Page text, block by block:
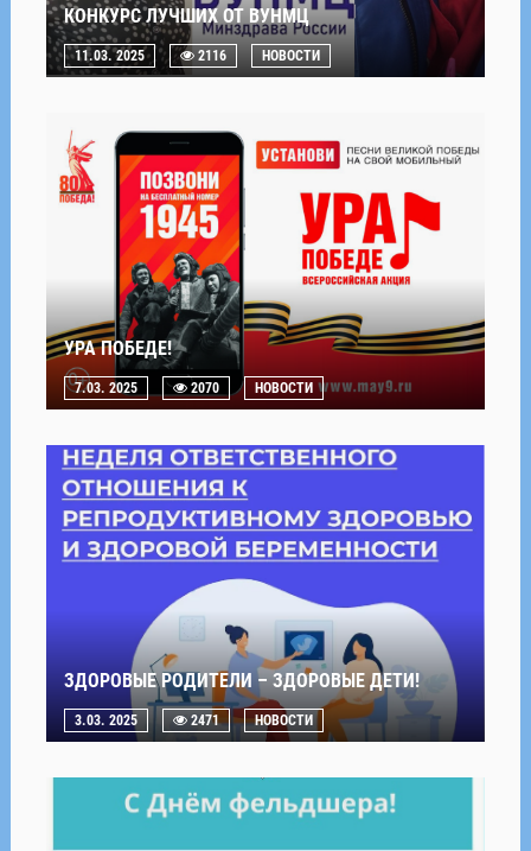
КОНКУРС ЛУЧШИХ ОТ ВУНМЦ
11.03. 2025 2116 НОВОСТИ
УРА ПОБЕДЕ!
7.03. 2025 2070 НОВОСТИ
ЗДОРОВЫЕ РОДИТЕЛИ – ЗДОРОВЫЕ ДЕТИ!
3.03. 2025 2471 НОВОСТИ